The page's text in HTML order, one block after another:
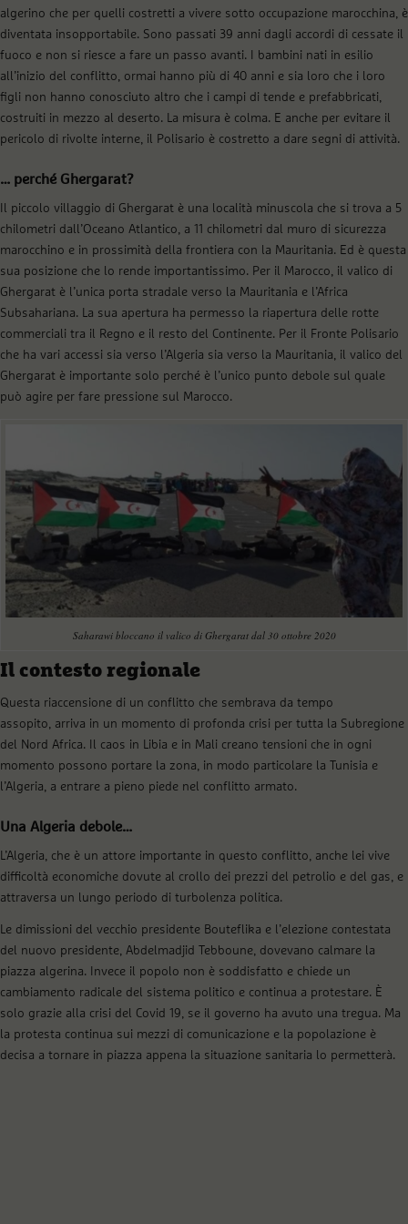
algerino che per quelli costretti a vivere sotto occupazione marocchina, è
diventata insopportabile. Sono passati 39 anni dagli accordi di cessate il
fuoco e non si riesce a fare un passo avanti. I bambini nati in esilio
all’inizio del conflitto, ormai hanno più di 40 anni e sia loro che i loro
figli non hanno conosciuto altro che i campi di tende e prefabbricati,
costruiti in mezzo al deserto. La misura è colma. E anche per evitare il
pericolo di rivolte interne, il Polisario è costretto a dare segni di attività.
… perché Ghergarat?
Il piccolo villaggio di Ghergarat è una località minuscola che si trova a 5
chilometri dall’Oceano Atlantico, a 11 chilometri dal muro di sicurezza
marocchino e in prossimità della frontiera con la Mauritania. Ed è questa
sua posizione che lo rende importantissimo. Per il Marocco, il valico di
Ghergarat è l’unica porta stradale verso la Mauritania e l’Africa
Subsahariana. La sua apertura ha permesso la riapertura delle rotte
commerciali tra il Regno e il resto del Continente. Per il Fronte Polisario
che ha vari accessi sia verso l’Algeria sia verso la Mauritania, il valico del
Ghergarat è importante solo perché è l’unico punto debole sul quale
può agire per fare pressione sul Marocco.
Saharawi bloccano il valico di Ghergarat dal 30 ottobre 2020
Il contesto regionale
Questa riaccensione di un conflitto che sembrava da tempo
assopito, arriva in un momento di profonda crisi per tutta la Subregione
del Nord Africa. Il caos in Libia e in Mali creano tensioni che in ogni
momento possono portare la zona, in modo particolare la Tunisia e
l’Algeria, a entrare a pieno piede nel conflitto armato.
Una Algeria debole…
L’Algeria, che è un attore importante in questo conflitto, anche lei vive
difficoltà economiche dovute al crollo dei prezzi del petrolio e del gas, e
attraversa un lungo periodo di turbolenza politica.
Le dimissioni del vecchio presidente Bouteflika e l’elezione contestata
del nuovo presidente, Abdelmadjid Tebboune, dovevano calmare la
piazza algerina. Invece il popolo non è soddisfatto e chiede un
cambiamento radicale del sistema politico e continua a protestare. È
solo grazie alla crisi del Covid 19, se il governo ha avuto una tregua. Ma
la protesta continua sui mezzi di comunicazione e la popolazione è
decisa a tornare in piazza appena la situazione sanitaria lo permetterà.